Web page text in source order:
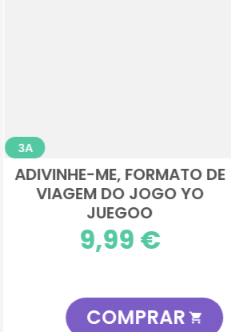
3A
FORMATO DE VIAGEM DO
JOGO MONKEY TRAP YO
JUEGOO
Preço
9,99 €
COMPRAR 